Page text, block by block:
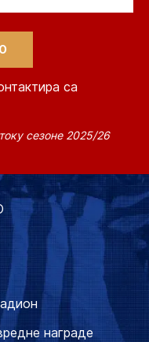
са
сезоне 2025/26
награде